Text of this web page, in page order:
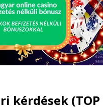
kérdések (TOP